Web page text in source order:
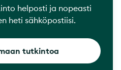
helposti ja nopeasti
heti sähköpostiisi.
tutkintoa